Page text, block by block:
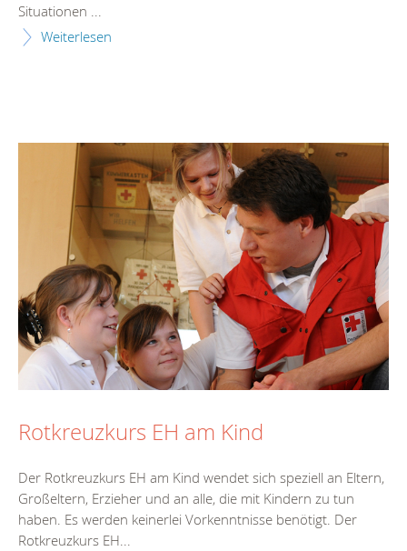
Situationen ...
Weiterlesen
Rotkreuzkurs EH am Kind
Der Rotkreuzkurs EH am Kind wendet sich speziell an Eltern,
Großeltern, Erzieher und an alle, die mit Kindern zu tun
haben. Es werden keinerlei Vorkenntnisse benötigt. Der
Rotkreuzkurs EH...